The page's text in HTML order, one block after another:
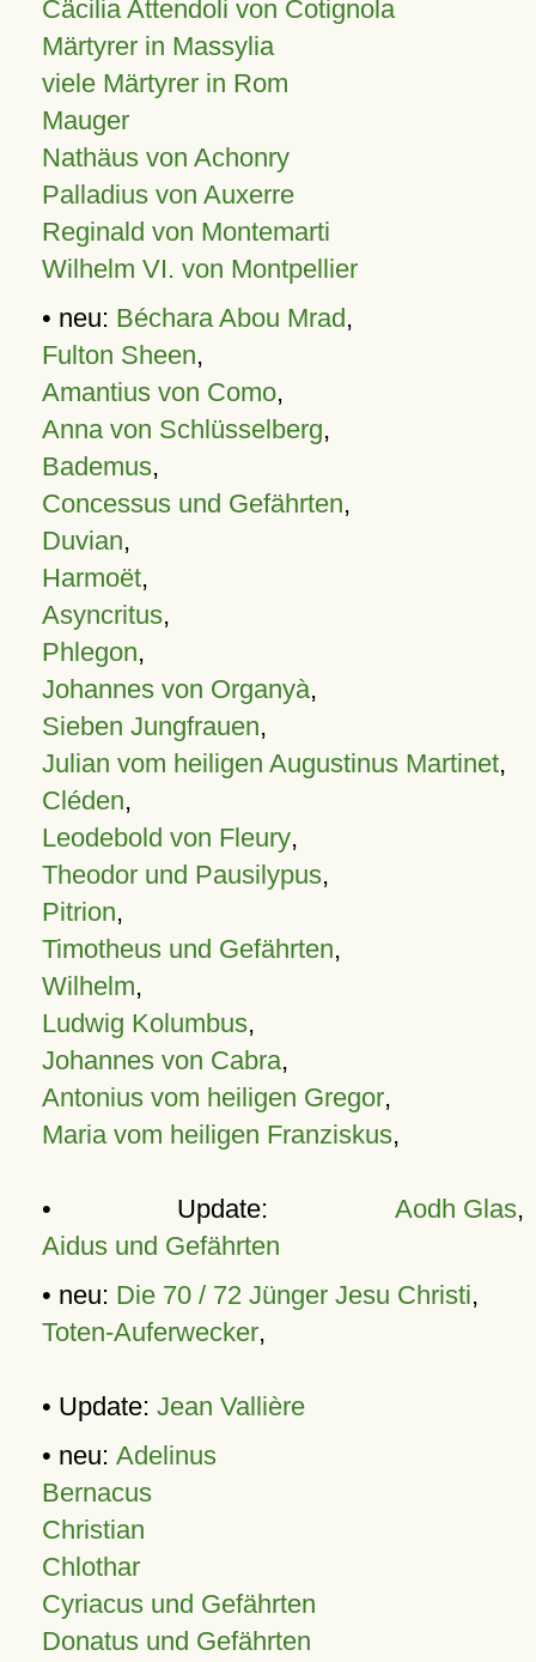
Cäcilia Attendoli von Cotignola
Märtyrer in Massylia
viele Märtyrer in Rom
Mauger
Nathäus von Achonry
Palladius von Auxerre
Reginald von Montemarti
Wilhelm VI. von Montpellier
• neu: Béchara Abou Mrad,
Fulton Sheen,
Amantius von Como,
Anna von Schlüsselberg,
Bademus,
Concessus und Gefährten,
Duvian,
Harmoët,
Asyncritus,
Phlegon,
Johannes von Organyà,
Sieben Jungfrauen,
Julian vom heiligen Augustinus Martinet,
Cléden,
Leodebold von Fleury,
Theodor und Pausilypus,
Pitrion,
Timotheus und Gefährten,
Wilhelm,
Ludwig Kolumbus,
Johannes von Cabra,
Antonius vom heiligen Gregor,
Maria vom heiligen Franziskus,
• Update: Aodh Glas,
Aidus und Gefährten
• neu: Die 70 / 72 Jünger Jesu Christi,
Toten-Auferwecker,
• Update: Jean Vallière
• neu: Adelinus
Bernacus
Christian
Chlothar
Cyriacus und Gefährten
Donatus und Gefährten